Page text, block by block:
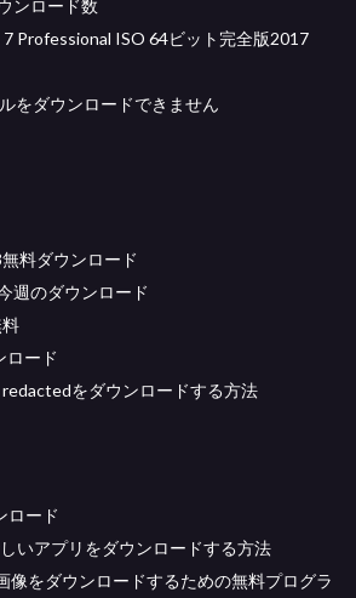
ンロード数
Professional ISO 64ビット完全版2017
をダウンロードできません
料ダウンロード
週のダウンロード
ロード
をダウンロードする方法
ロード
いアプリをダウンロードする方法
像をダウンロードするための無料プログラ